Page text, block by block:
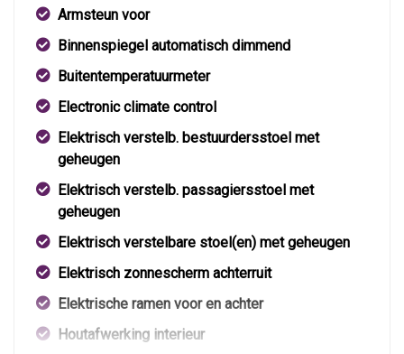
Armsteun voor
Binnenspiegel automatisch dimmend
Buitentemperatuurmeter
Electronic climate control
Elektrisch verstelb. bestuurdersstoel met
geheugen
Elektrisch verstelb. passagiersstoel met
geheugen
Elektrisch verstelbare stoel(en) met geheugen
Elektrisch zonnescherm achterruit
Elektrische ramen voor en achter
Houtafwerking interieur